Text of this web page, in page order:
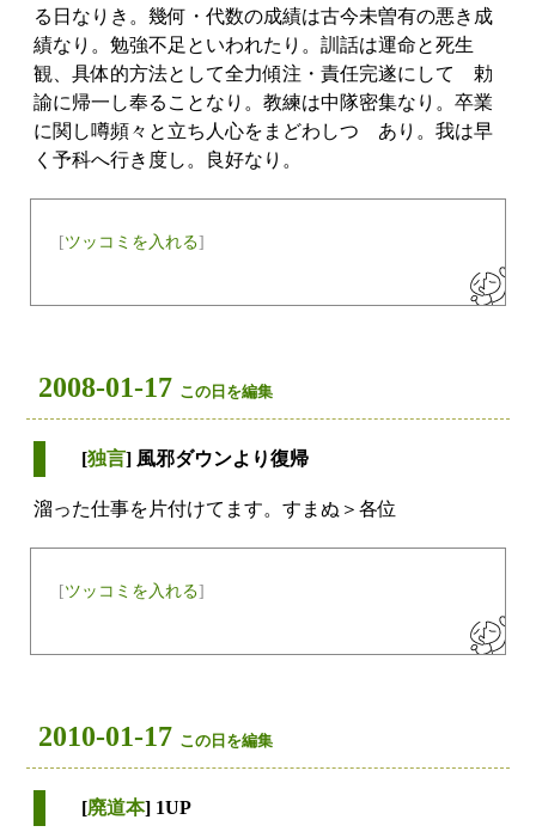
る日なりき。幾何・代数の成績は古今未曽有の悪き成
績なり。勉強不足といわれたり。訓話は運命と死生
観、具体的方法として全力傾注・責任完遂にして 勅
諭に帰一し奉ることなり。教練は中隊密集なり。卒業
に関し噂頻々と立ち人心をまどわしつゝあり。我は早
く予科へ行き度し。良好なり。
[ツッコミを入れる]
2008-01-17 この日を編集
[独言] 風邪ダウンより復帰
溜った仕事を片付けてます。すまぬ＞各位
[ツッコミを入れる]
2010-01-17 この日を編集
[廃道本] 1UP